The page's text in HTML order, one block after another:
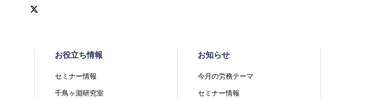
お役立ち情報
セミナー情報
千鳥ヶ淵研究室
お知らせ
今月の労務テーマ
セミナー情報